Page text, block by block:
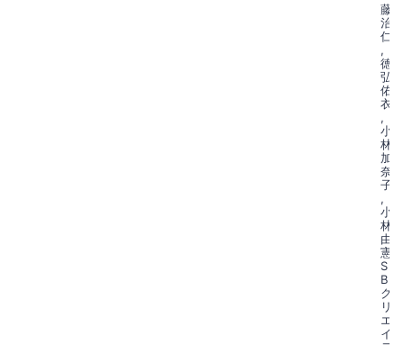
藤
治
仁
,
徳
弘
佑
衣
,
小
林
加
奈
子
,
小
林
由
憲
S
B
ク
リ
エ
イ